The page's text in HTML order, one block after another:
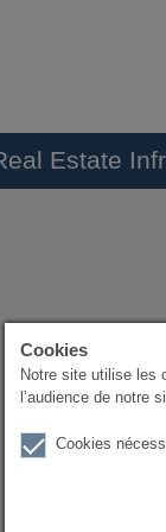
Estate
Cookies
Notre site utilise les
l’audience de notre
Cookies